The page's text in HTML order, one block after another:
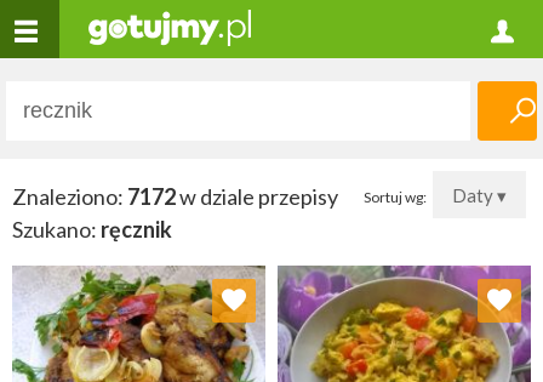
Sortuj wg: Daty ▾
Znaleziono: 7172w dziale przepisy
Szukano: ręcznik
Dodaj do ulubionych
Wybierz listę:
Dodaj do ulubionych
Wybierz listę: